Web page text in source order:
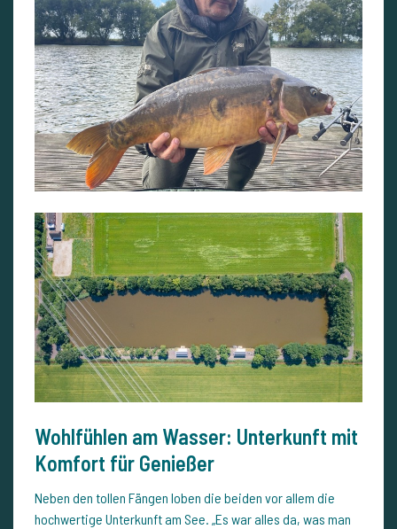
Wohlfühlen am Wasser: Unterkunft mit
Komfort für Genießer
Neben den tollen Fängen loben die beiden vor allem die
hochwertige Unterkunft am See. „Es war alles da, was man